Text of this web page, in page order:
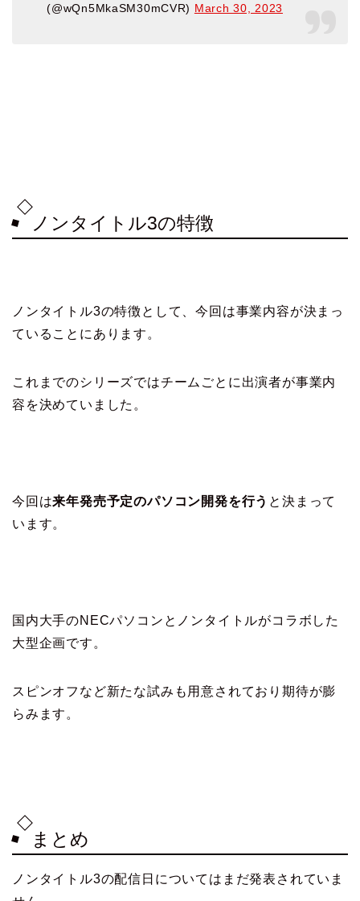
(@wQn5MkaSM30mCVR) March 30, 2023
ノンタイトル3の特徴
ノンタイトル3の特徴として、今回は事業内容が決まっ
ていることにあります。
これまでのシリーズではチームごとに出演者が事業内
容を決めていました。
今回は来年発売予定のパソコン開発を行う と決まって
います。
国内大手のNECパソコンとノンタイトルがコラボした
大型企画です。
スピンオフなど新たな試みも用意されており期待が膨
らみます。
まとめ
ノンタイトル3の配信日についてはまだ発表されていま